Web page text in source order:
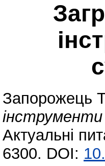
Запорожець
інструменти
Актуальні
6300. DOI: